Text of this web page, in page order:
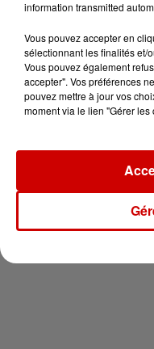
vous
Newsletter
information transmitted
Vous pouvez accepter en
sélectionnant les finalités et/
Vous pouvez également
accepter". Vos préférences
pouvez mettre à jour vos
moment via le lien "Gérer